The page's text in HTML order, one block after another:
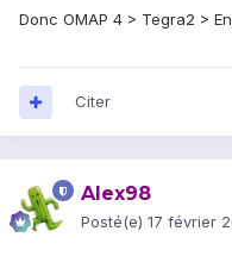
Donc OMAP 4 > Tegra2 >
Citer
Alex98
Posté(e) 17 février